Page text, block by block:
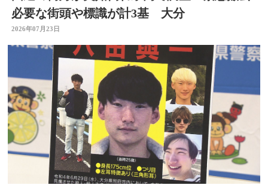
必要な街頭や標識が計3基 大分
2026年07月23日